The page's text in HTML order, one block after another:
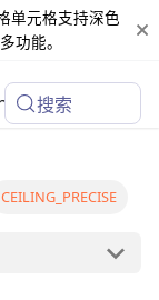
单元格支持深色
功能。
搜索
CEILING_PRECISE